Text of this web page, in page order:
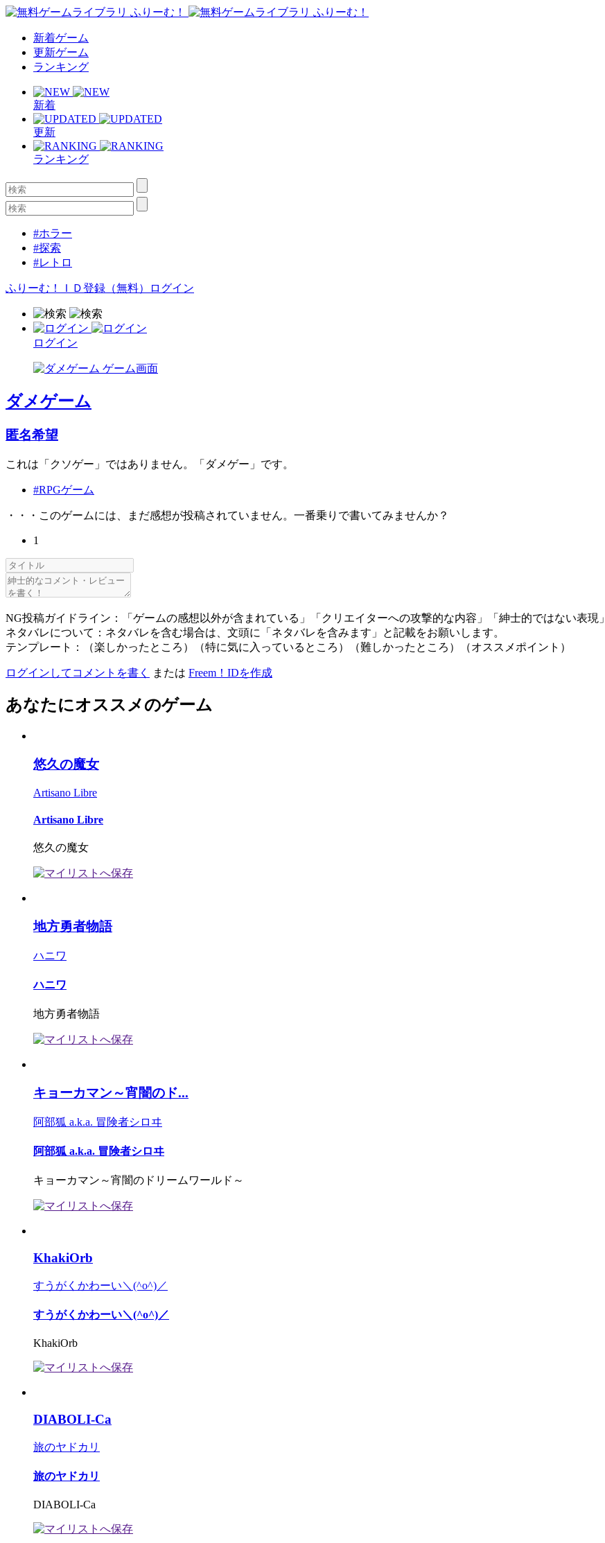
新着ゲーム
更新ゲーム
ランキング
新着
更新
ランキング
#ホラー
#探索
#レトロ
ふりーむ！ＩＤ登録（無料） ログイン
ログイン
ダメゲーム
匿名希望
これは「クソゲー」ではありません。「ダメゲー」です。
#RPGゲーム
・・・このゲームには、まだ感想が投稿されていません。一番乗りで書いてみませんか？
1
NG投稿ガイドライン：「ゲームの感想以外が含まれている」「クリエイターへの攻撃的な内容」「紳士的ではない表現」
ネタバレについて：ネタバレを含む場合は、文頭に「ネタバレを含みます」と記載をお願いします。
テンプレート：（楽しかったところ）（特に気に入っているところ）（難しかったところ）（オススメポイント）
ログインしてコメントを書く または Freem！IDを作成
あなたにオススメのゲーム
悠久の魔女
Artisano Libre
Artisano Libre
悠久の魔女
地方勇者物語
ハニワ
ハニワ
地方勇者物語
キョーカマン～宵闇のド...
阿部狐 a.k.a. 冒険者シロヰ
阿部狐 a.k.a. 冒険者シロヰ
キョーカマン～宵闇のドリームワールド～
KhakiOrb
すうがくかわーい＼(^o^)／
すうがくかわーい＼(^o^)／
KhakiOrb
DIABOLI-Ca
旅のヤドカリ
旅のヤドカリ
DIABOLI-Ca